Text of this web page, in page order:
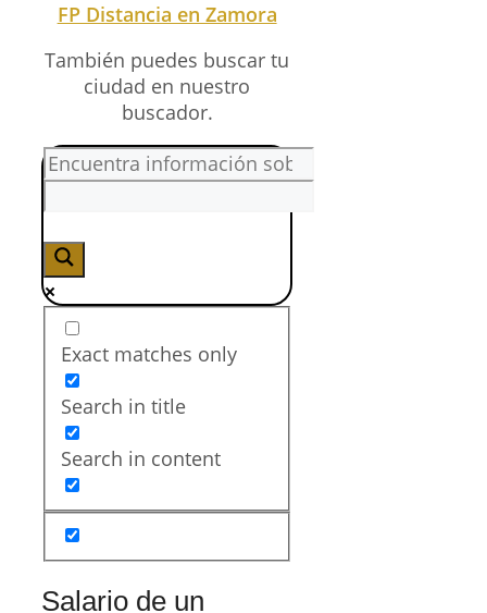
Search in title
Search in content
Salario de un
Técnico en
Postimpresión y
Acabados Gráficos